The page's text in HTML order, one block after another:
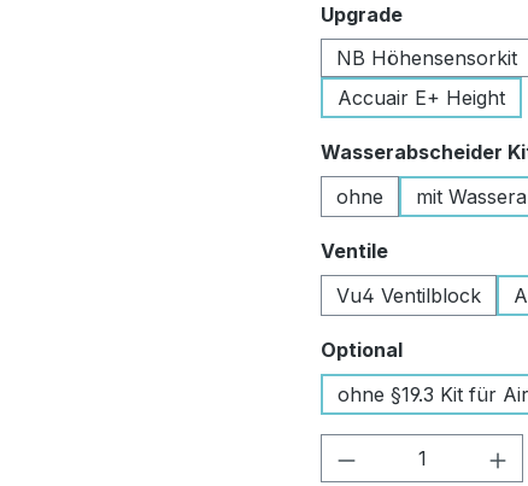
Upgradeauswählen
NB Höhensensorkit
Accuair E+ Height
Wasserabscheider
ohne
mit
Ventileauswählen
Vu4 Ventilblock
Optionalauswählen
ohne §19.3 Kit für
Produkt